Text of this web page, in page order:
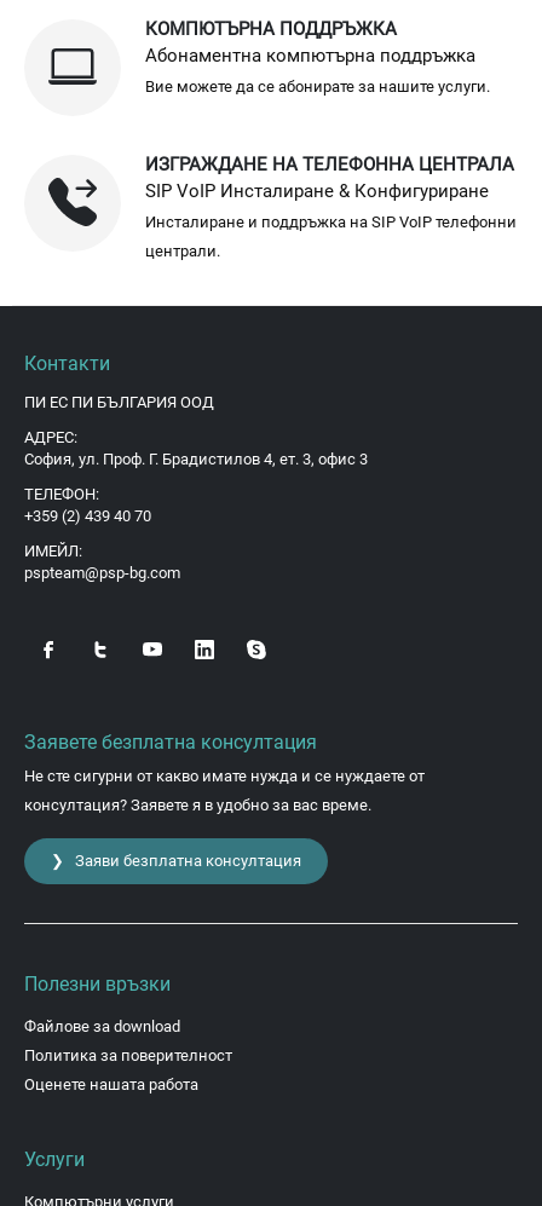
КОМПЮТЪРНА ПОДДРЪЖКА
Абонаментна компютърна поддръжка
Вие можете да се абонирате за нашите услуги.
ИЗГРАЖДАНЕ НА ТЕЛЕФОННА ЦЕНТРАЛА
SIP VoIP Инсталиране & Конфигуриране
Инсталиране и поддръжка на SIP VoIP телефонни
централи.
Контакти
ПИ ЕС ПИ БЪЛГАРИЯ ООД
АДРЕС:
София, ул. Проф. Г. Брадистилов 4, ет. 3, офис 3
ТЕЛЕФОН:
+359 (2) 439 40 70
ИМЕЙЛ:
pspteam@psp-bg.com
Заявете безплатна консултация
Не сте сигурни от какво имате нужда и се нуждаете от
консултация? Заявете я в удобно за вас време.
❯ Заяви безплатна консултация
Полезни връзки
Файлове за download
Политика за поверителност
Оценете нашата работа
Услуги
Компютърни услуги